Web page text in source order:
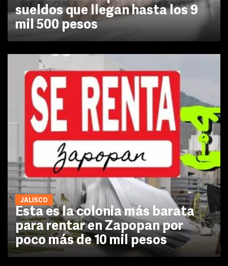
sueldos que llegan hasta los 9
mil 500 pesos
JALISCO
Esta es la colonia más barata
para rentar en Zapopan por
poco más de 10 mil pesos